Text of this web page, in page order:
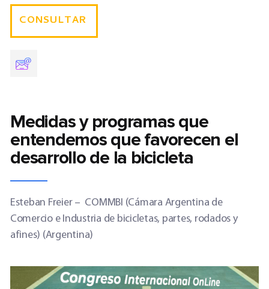
CONSULTAR
Medidas y programas que
entendemos que favorecen el
desarrollo de la bicicleta
Esteban Freier– COMMBI (Cámara Argentina de
Comercio e Industria de bicicletas, partes, rodados y
afines) (Argentina)